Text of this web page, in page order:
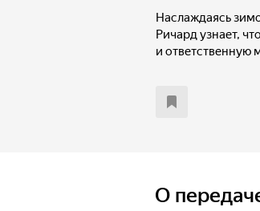
Наслаждаясь
Ричард узнает,
и ответственную
и приключений.
и смекалку,
с
О